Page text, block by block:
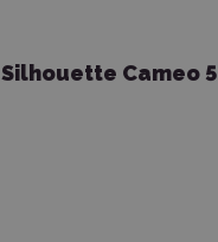
Silhouette Cameo 5